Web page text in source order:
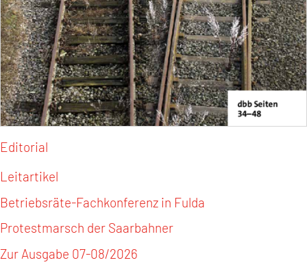
Zur Ausgabe 07-08/2026
Editorial
Leitartikel
Betriebsräte-Fachkonferenz in Fulda
Protestmarsch der Saarbahner